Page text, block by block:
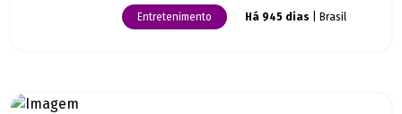
Entretenimento Há 945 dias | Brasil